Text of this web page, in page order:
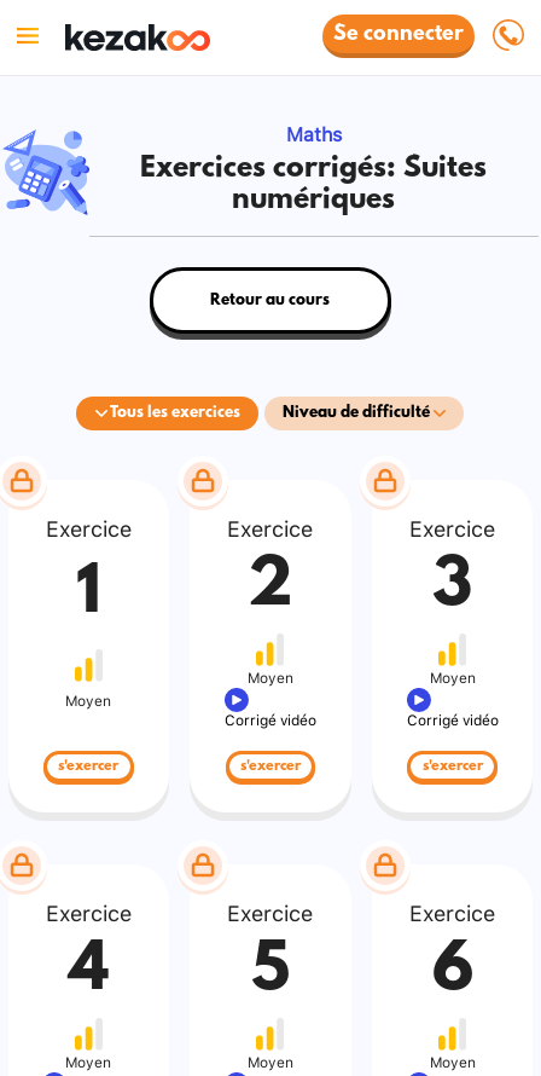
Se connecter
Maths
Exercices corrigés: Suites
numériques
Tous les exercices Niveau de difficulté
Retour au cours
Exercice
1
Moyen
s'exercer
Exercice
2
Moyen
Corrigé vidéo
s'exercer
Exercice
3
Moyen
Corrigé vidéo
s'exercer
Exercice
4
Moyen
Exercice
5
Moyen
Exercice
6
Moyen